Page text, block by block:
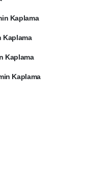
Kaplama
Kaplama
Kaplama
Kaplama